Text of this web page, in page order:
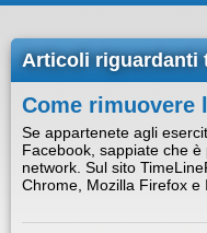
Articoli riguardanti
Come rimuovere
Se appartenete agli
Facebook, sappiate che
network. Sul sito
Chrome, Mozilla Firefox